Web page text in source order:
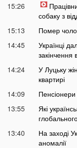
15:26
собаку з
15:13
Помер
14:45
Українці
закінчення
14:24
У Луцьку
квартирі
14:09
Пенсіонери
13:55
Які
13:40
На заході
аномалії